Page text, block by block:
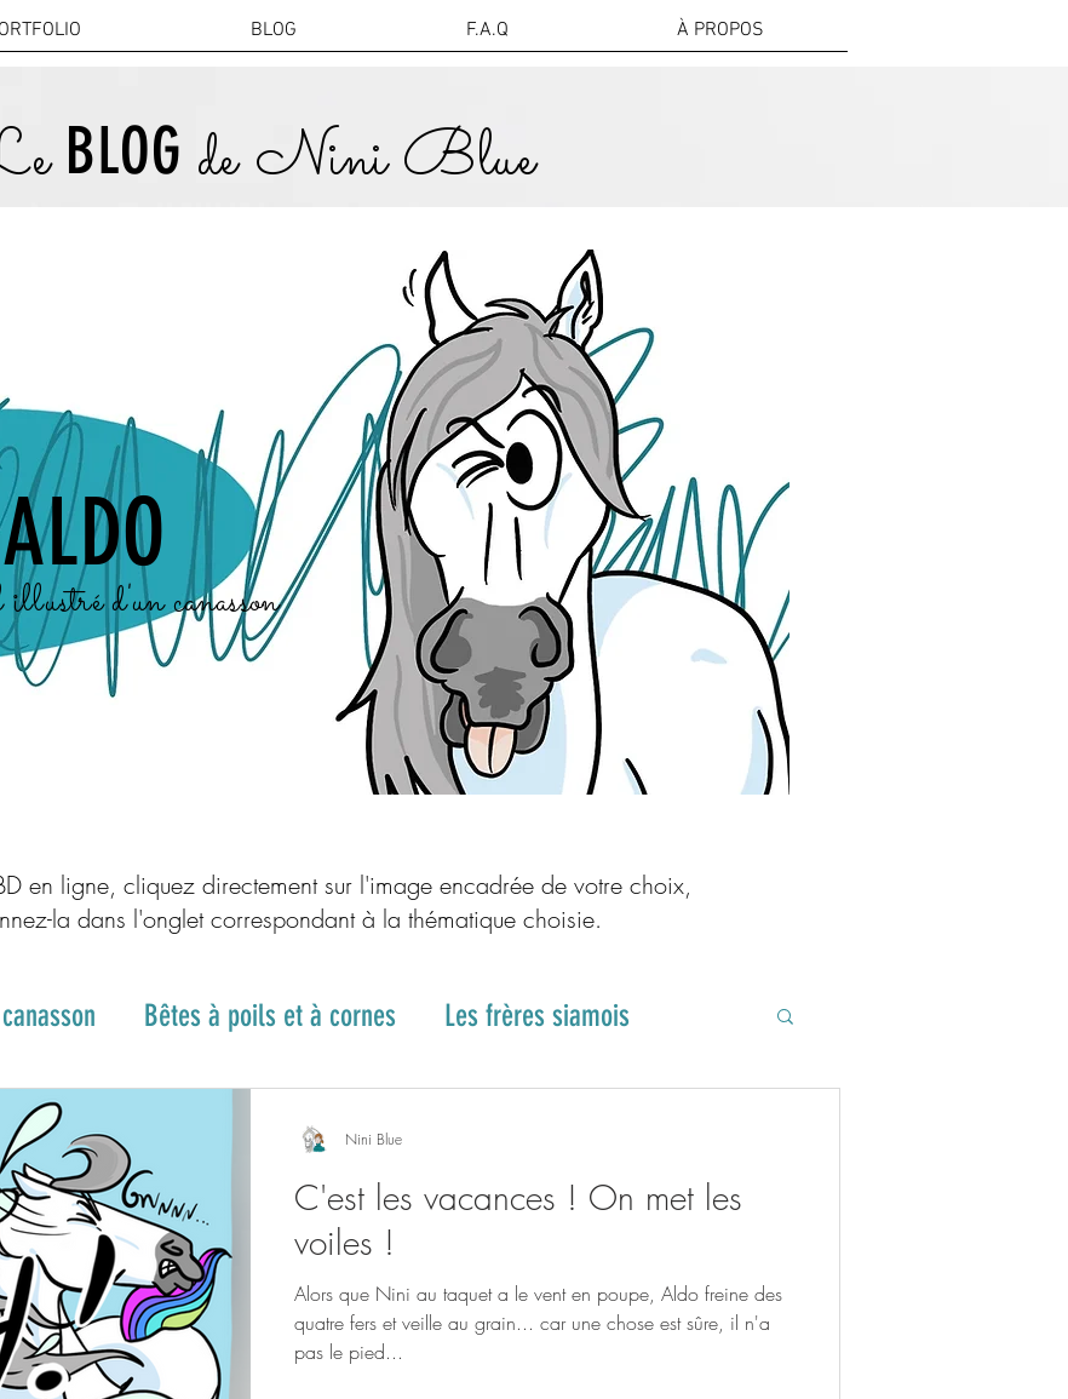
BLOG F.A.Q À PROPOS
BLOG deNini Blue
ALDO
d'un canasson
en ligne, cliquez directement sur l'image encadrée de votre choix,
la dans l'onglet correspondant à la thématique choisie.
Bêtes à poils et à cornes Les frères siamois
au quotidien
C'est les vacances ! On met les
voiles !
Alors que Nini au taquet a le vent en poupe, Aldo freine des
quatre fers et veille au grain... car une chose est sûre, il n'a
pas le pied...
Nini Blue